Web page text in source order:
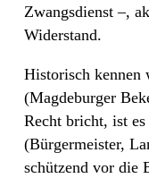
Zwangsdienst –,
Widerstand.
Historisch kennen
(Magdeburger
Recht bricht, ist
(Bürgermeister,
schützend vor die